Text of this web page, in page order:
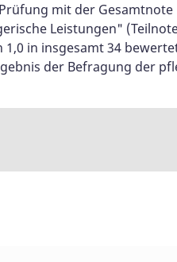
mit der
Leistungen"
in insgesamt 34
der Befragung der